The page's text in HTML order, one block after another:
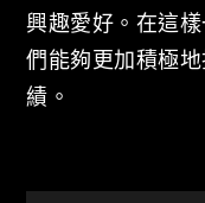
興趣愛好。在這
們能夠更加積極
績。